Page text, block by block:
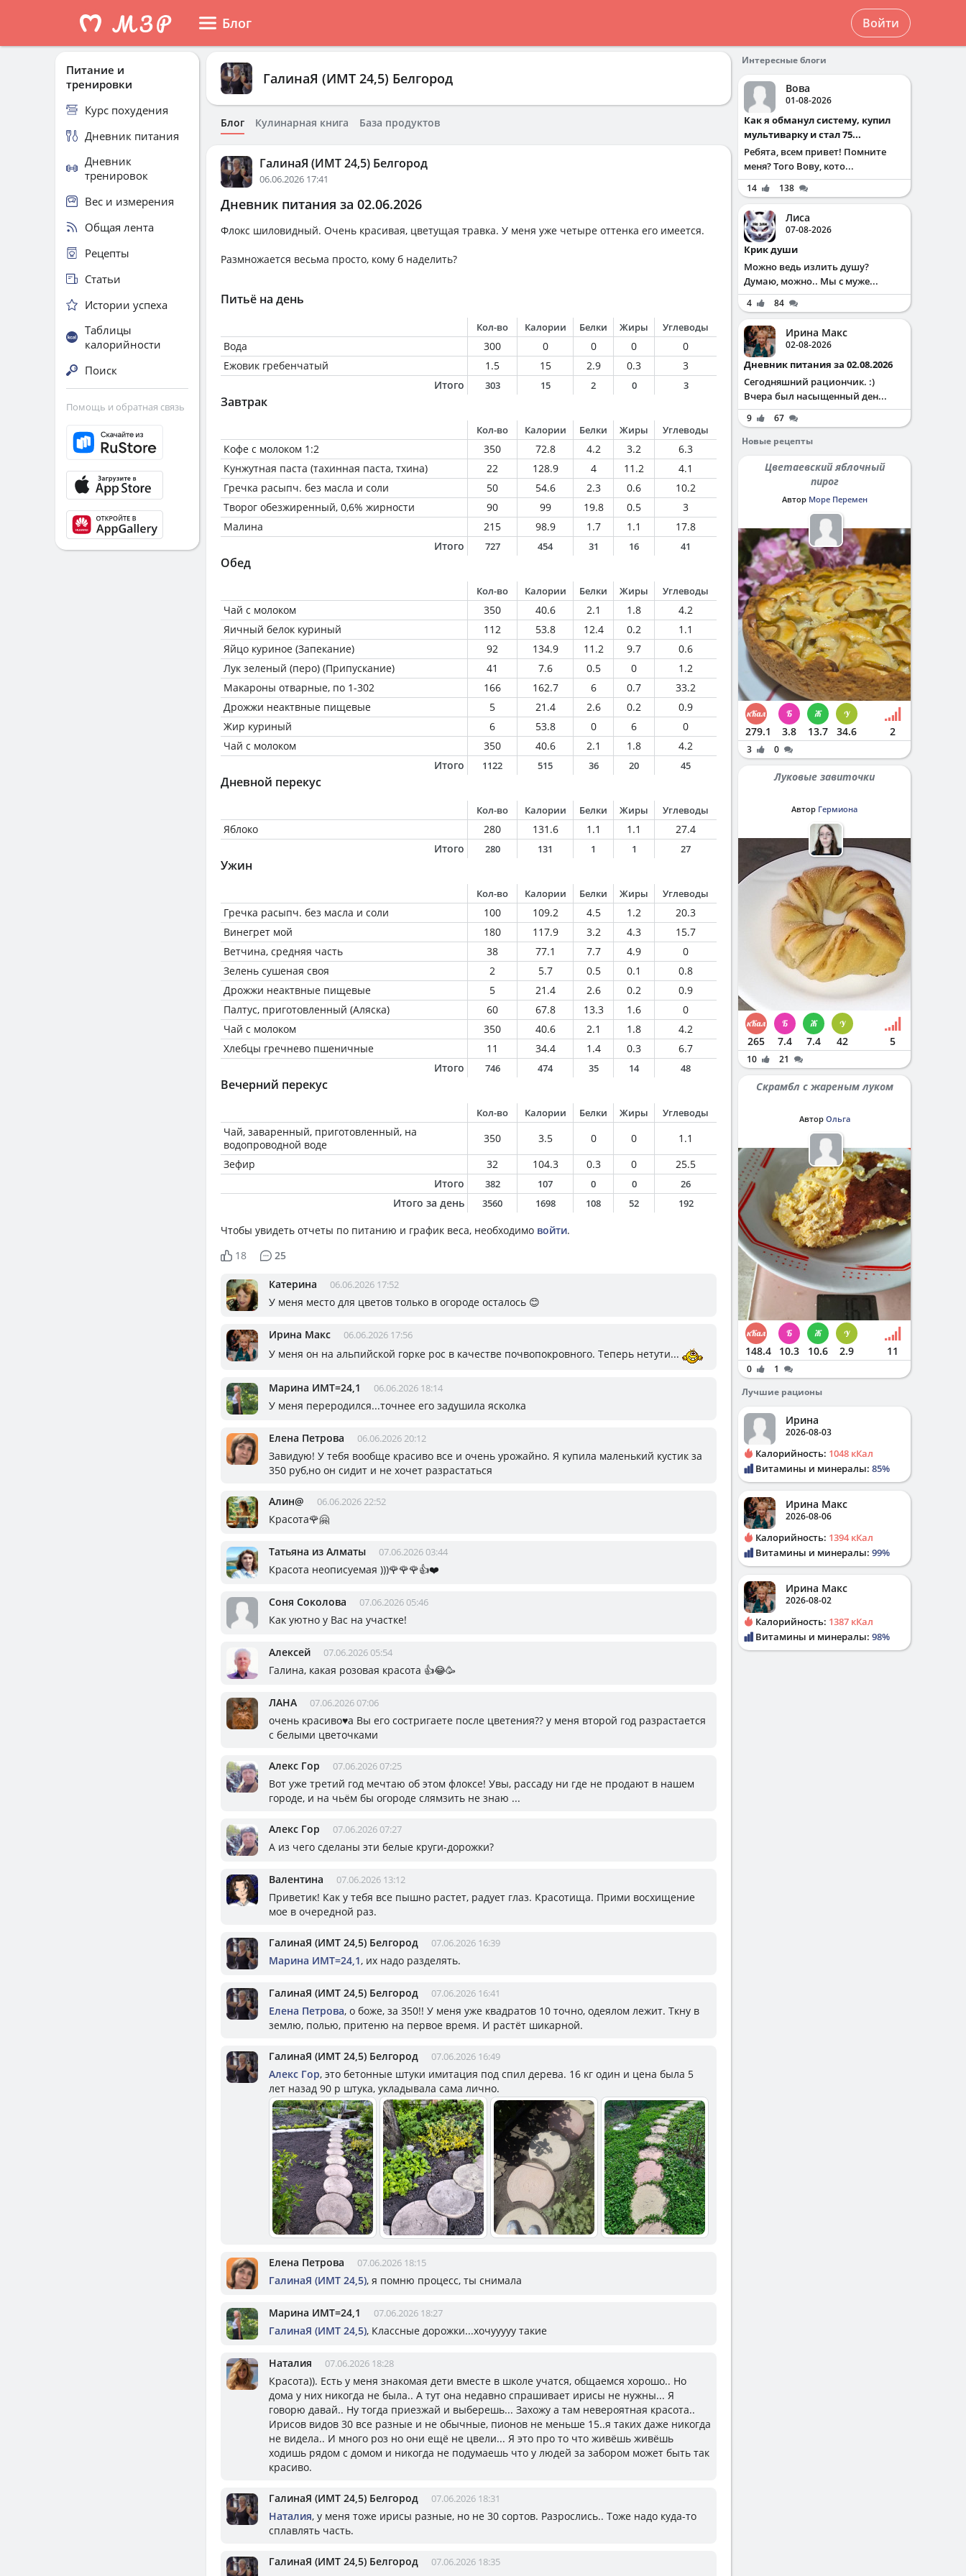
Блог Войти
ГалинаЯ (ИМТ 24,5) Белгород
Блог Кулинарная книга База продуктов
ГалинаЯ (ИМТ 24,5) Белгород
06.06.2026 17:41
Дневник питания за 02.06.2026
Флокс шиловидный. Очень красивая, цветущая травка. У меня уже четыре оттенка его имеется.
Размножается весьма просто, кому б наделить?
Питьё на день
Кол-во Калории Белки Жиры Углеводы
Вода 300 0 0 0
0
Ежовик гребенчатый
1.5 15 2.9 0.3
3
Итого
303 15 2 0 3
Завтрак
Кол-во Калории Белки Жиры Углеводы
Кофе с молоком 1:2 350 72.8 4.2 3.2
6.3
Кунжутная паста (тахинная паста, тхина)
22 128.9 4 11.2
4.1
Гречка расыпч. без масла и соли
50 54.6 2.3 0.6
10.2
Творог обезжиренный, 0,6% жирности
90 99 19.8 0.5
3
Малина
215 98.9 1.7 1.1
17.8
Итого
727 454 31 16 41
Обед
Кол-во Калории Белки Жиры Углеводы
Чай с молоком 350 40.6 2.1 1.8
4.2
Яичный белок куриный
112 53.8 12.4 0.2
1.1
Яйцо куриное (Запекание)
92 134.9 11.2 9.7
0.6
Лук зеленый (перо) (Припускание)
41 7.6 0.5 0
1.2
Макароны отварные, по 1-302
166 162.7 6 0.7
33.2
Дрожжи неактвные пищевые
5 21.4 2.6 0.2
0.9
Жир куриный
6 53.8 0 6
0
Чай с молоком
350 40.6 2.1 1.8
4.2
Итого
1122 515 36 20 45
Дневной перекус
Кол-во Калории Белки Жиры Углеводы
Яблоко 280 131.6 1.1 1.1
27.4
Итого
280 131 1 1 27
Ужин
Кол-во Калории Белки Жиры Углеводы
Гречка расыпч. без масла и соли 100 109.2 4.5 1.2
20.3
Винегрет мой
180 117.9 3.2 4.3
15.7
Ветчина, средняя часть
38 77.1 7.7 4.9
0
Зелень сушеная своя
2 5.7 0.5 0.1
0.8
Дрожжи неактвные пищевые
5 21.4 2.6 0.2
0.9
Палтус, приготовленный (Аляска)
60 67.8 13.3 1.6
0
Чай с молоком
350 40.6 2.1 1.8
4.2
Хлебцы гречнево пшеничные
11 34.4 1.4 0.3
6.7
Итого
746 474 35 14 48
Вечерний перекус
Кол-во Калории Белки Жиры Углеводы
Чай, заваренный, приготовленный, на
водопроводной воде
350 3.5 0 0
1.1
Зефир
32 104.3 0.3 0
25.5
Итого
382 107 0 0 26
Итого за день 3560 1698 108 52 192
Чтобы увидеть отчеты по питанию и график веса, необходимо войти.
18
25
Катерина 06.06.2026 17:52
У меня место для цветов только в огороде осталось 😊
Ирина Макс 06.06.2026 17:56
У меня он на альпийской горке рос в качестве почвопокровного. Теперь нетути...
Марина ИМТ=24,1 06.06.2026 18:14
У меня переродился...точнее его задушила ясколка
Елена Петрова 06.06.2026 20:12
Завидую! У тебя вообще красиво все и очень урожайно. Я купила маленький кустик за
350 руб,но он сидит и не хочет разрастаться
Алин@ 06.06.2026 22:52
Красота🌹🤗
Татьяна из Алматы 07.06.2026 03:44
Красота неописуемая )))🌹🌹🌹👍❤️
Соня Соколова 07.06.2026 05:46
Как уютно у Вас на участке!
Алексей 07.06.2026 05:54
Галина, какая розовая красота 👍😂🥳
ЛАНА 07.06.2026 07:06
очень красиво♥️а Вы его состригаете после цветения?? у меня второй год разрастается
с белыми цветочками
Алекс Гор 07.06.2026 07:25
Вот уже третий год мечтаю об этом флоксе! Увы, рассаду ни где не продают в нашем
городе, и на чьём бы огороде слямзить не знаю ...
Алекс Гор 07.06.2026 07:27
А из чего сделаны эти белые круги-дорожки?
Валентина 07.06.2026 13:12
Приветик! Как у тебя все пышно растет, радует глаз. Красотища. Прими восхищение
мое в очередной раз.
ГалинаЯ (ИМТ 24,5) Белгород 07.06.2026 16:39
Марина ИМТ=24,1, их надо разделять.
ГалинаЯ (ИМТ 24,5) Белгород 07.06.2026 16:41
Елена Петрова, о боже, за 350!! У меня уже квадратов 10 точно, одеялом лежит. Ткну в
землю, полью, притеню на первое время. И растёт шикарной.
ГалинаЯ (ИМТ 24,5) Белгород 07.06.2026 16:49
Алекс Гор, это бетонные штуки имитация под спил дерева. 16 кг один и цена была 5
лет назад 90 р штука, укладывала сама лично.
Елена Петрова 07.06.2026 18:15
ГалинаЯ (ИМТ 24,5), я помню процесс, ты снимала
Марина ИМТ=24,1 07.06.2026 18:27
ГалинаЯ (ИМТ 24,5), Классные дорожки...хочууууу такие
Наталия 07.06.2026 18:28
Красота)). Есть у меня знакомая дети вместе в школе учатся, общаемся хорошо.. Но
дома у них никогда не была.. А тут она недавно спрашивает ирисы не нужны... Я
говорю давай.. Ну тогда приезжай и выберешь... Захожу а там невероятная красота..
Ирисов видов 30 все разные и не обычные, пионов не меньше 15..я таких даже никогда
не видела.. И много роз но они ещё не цвели... Я это про то что живёшь живёшь
ходишь рядом с домом и никогда не подумаешь что у людей за забором может быть так
красиво.
ГалинаЯ (ИМТ 24,5) Белгород 07.06.2026 18:31
Наталия, у меня тоже ирисы разные, но не 30 сортов. Разрослись.. Тоже надо куда-то
сплавлять часть.
ГалинаЯ (ИМТ 24,5) Белгород 07.06.2026 18:35
Питание и
тренировки
Курс похудения
Дневник питания
Дневник
тренировок
Вес и измерения
Общая лента
Рецепты
Статьи
Истории успеха
Таблицы
калорийности
Поиск
Помощь и обратная связь
Интересные блоги
Вова
01-08-2026
Как я обманул систему, купил
мультиварку и стал 75...
Ребята, всем привет! Помните
меня? Того Вову, кото...
14 138
Лиса
07-08-2026
Крик души
Можно ведь излить душу?
Думаю, можно.. Мы с муже...
4 84
Ирина Макс
02-08-2026
Дневник питания за 02.08.2026
Сегодняшний рациончик. :)
Вчера был насыщенный ден...
9
67
Новые рецепты
Цветаевский яблочный
пирог
Автор Море Перемен
279.1 3.8 13.7 34.6 2
3 0
Луковые завиточки
Автор Гермиона
265 7.4 7.4 42 5
10 21
Скрамбл с жареным луком
Автор Ольга
148.4 10.3 10.6 2.9 11
0
1
Лучшие рационы
Ирина
2026-08-03
Калорийность: 1048 кКал
Витамины и минералы: 85%
Ирина Макс
2026-08-06
Калорийность: 1394 кКал
Витамины и минералы: 99%
Ирина Макс
2026-08-02
Калорийность: 1387 кКал
Витамины и минералы: 98%